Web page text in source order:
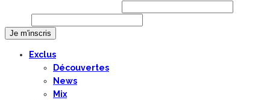
Exclus
Découvertes
News
Mix